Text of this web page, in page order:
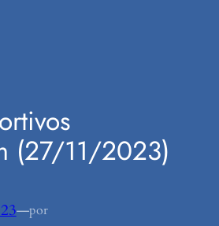
(27/11/2023)
—por